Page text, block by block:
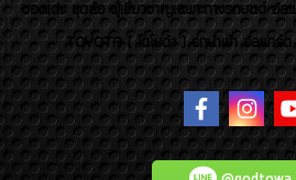
ของแต่ง ชุดล้อ ผู้เชี่ยวชาญเฉพาะทางรถยนต์ อัล
TOYOTA ( โตโยต้า ) รถนำเข้า อัลพาร์